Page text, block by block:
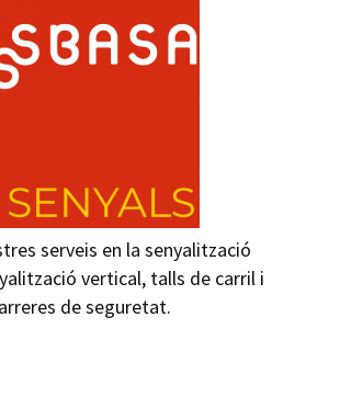
serveis en la senyalització
vertical, talls de carril i
de seguretat.